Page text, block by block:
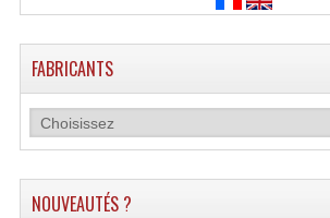
FABRICANTS
NOUVEAUTÉS ?